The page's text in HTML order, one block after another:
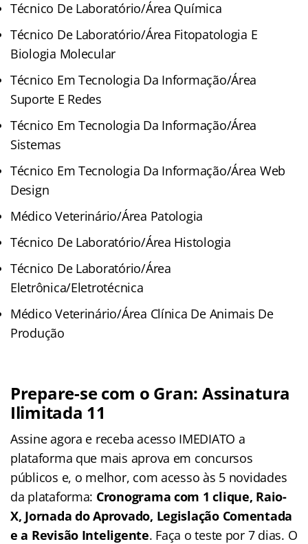
Técnico De Laboratório/Área Química
Técnico De Laboratório/Área Fitopatologia E
Biologia Molecular
Técnico Em Tecnologia Da Informação/Área
Suporte E Redes
Técnico Em Tecnologia Da Informação/Área
Sistemas
Técnico Em Tecnologia Da Informação/Área Web
Design
Médico Veterinário/Área Patologia
Técnico De Laboratório/Área Histologia
Técnico De Laboratório/Área
Eletrônica/Eletrotécnica
Médico Veterinário/Área Clínica De Animais De
Produção
Prepare-se com o Gran: Assinatura
Ilimitada 11
Assine agora e receba acesso IMEDIATO a
plataforma que mais aprova em concursos
públicos e, o melhor, com acesso às 5 novidades
da plataforma: Cronograma com 1 clique, Raio-
X, Jornada do Aprovado, Legislação Comentada
e a Revisão Inteligente. Faça o teste por 7 dias. O